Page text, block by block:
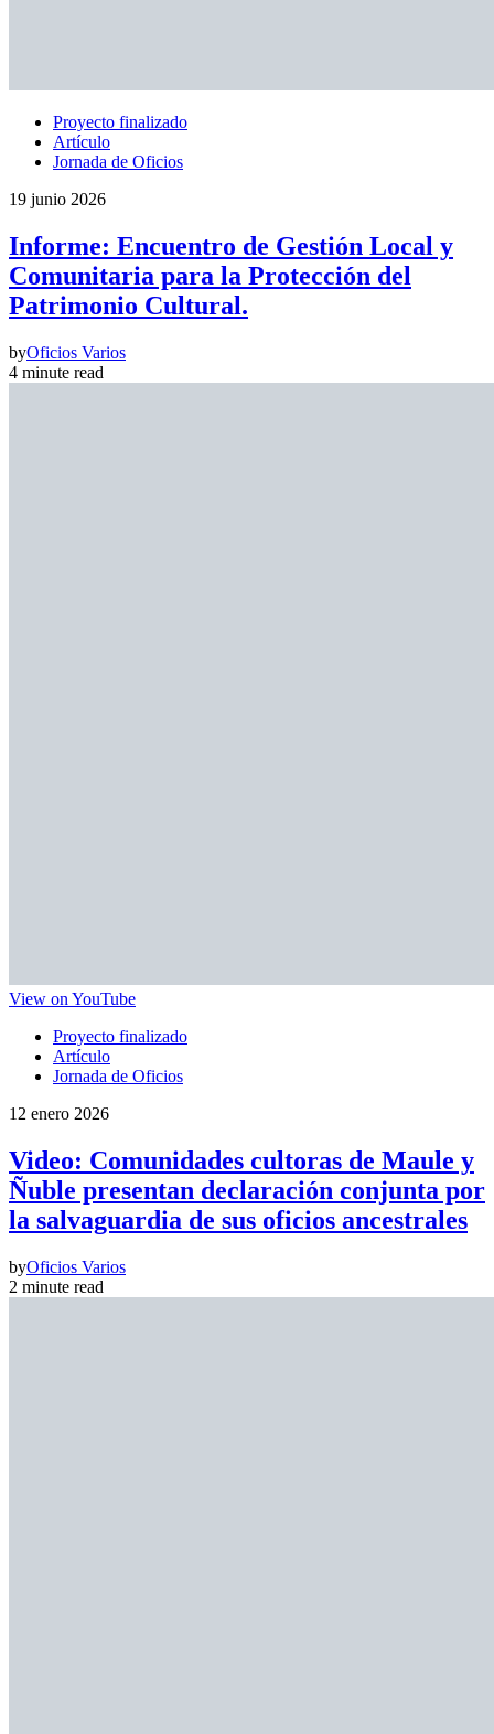
Proyecto finalizado
Artículo
Jornada de Oficios
19 junio 2026
Informe: Encuentro de Gestión Local y
Comunitaria para la Protección del
Patrimonio Cultural.
byOficios Varios
4 minute read
View on YouTube
Proyecto finalizado
Artículo
Jornada de Oficios
12 enero 2026
Video: Comunidades cultoras de Maule y
Ñuble presentan declaración conjunta por
la salvaguardia de sus oficios ancestrales
byOficios Varios
2 minute read